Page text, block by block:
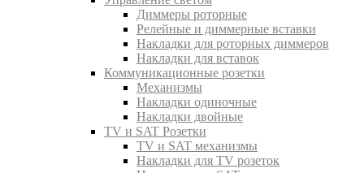
Диммеры роторные
Релейные и диммерные вставки
Накладки для роторных диммеров
Накладки для вставок
Коммуникационные розетки
Механизмы
Накладки одиночные
Накладки двойные
TV и SAT Розетки
TV и SAT механизмы
Накладки для TV розеток